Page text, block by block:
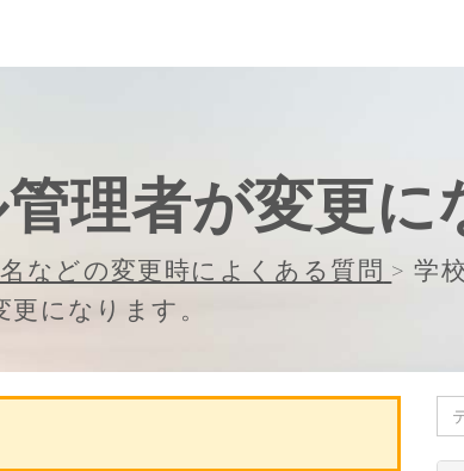
理者が変更に
などの変更時によくある質問 > 学
更になります。